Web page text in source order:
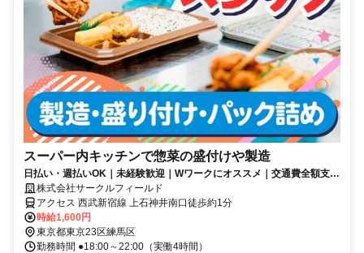
スーパー内キッチンで惣菜の盛付けや製造
日払い・週払いOK｜未経験歓迎｜Wワークにオススメ｜交通費全額支給
｜駅チカ｜1日実働4時間｜18時スタート
株式会社サークルフィールド
アクセス 西武新宿線 上石神井南口徒歩約1分
時給1,600円
東京都東京23区練馬区
勤務時間 ●18:00～22:00（実働4時間）